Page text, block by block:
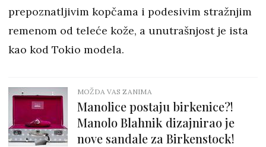
prepoznatljivim kopčama i podesivim stražnjim
remenom od teleće kože, a unutrašnjost je ista
kao kod Tokio modela.
MOŽDA VAS ZANIMA
Manolice postaju birkenice?!
Manolo Blahnik dizajnirao je
nove sandale za Birkenstock!